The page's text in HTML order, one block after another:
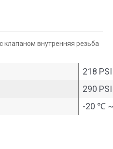
клапаном внутренняя резьба
218
290
-20 ℃